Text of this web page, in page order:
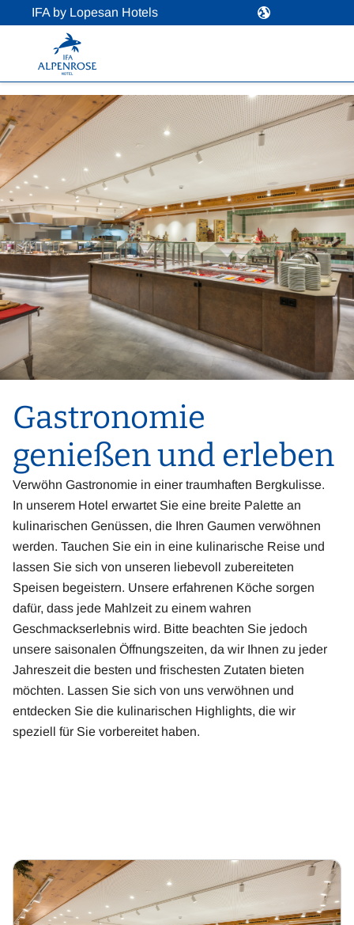
IFA by Lopesan Hotels
Gastronomie
genießen und erleben
Verwöhn Gastronomie in einer traumhaften Bergkulisse.
In unserem Hotel erwartet Sie eine breite Palette an
kulinarischen Genüssen, die Ihren Gaumen verwöhnen
werden. Tauchen Sie ein in eine kulinarische Reise und
lassen Sie sich von unseren liebevoll zubereiteten
Speisen begeistern. Unsere erfahrenen Köche sorgen
dafür, dass jede Mahlzeit zu einem wahren
Geschmackserlebnis wird. Bitte beachten Sie jedoch
unsere saisonalen Öffnungszeiten, da wir Ihnen zu jeder
Jahreszeit die besten und frischesten Zutaten bieten
möchten. Lassen Sie sich von uns verwöhnen und
entdecken Sie die kulinarischen Highlights, die wir
speziell für Sie vorbereitet haben.